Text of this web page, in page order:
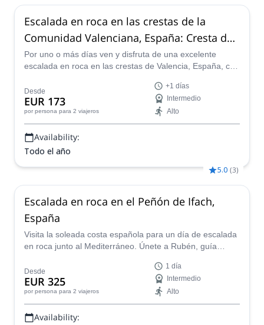
Escalada en roca en las crestas de la
Comunidad Valenciana, España: Cresta de
Bernia, Cresta del Benicadell
Por uno o más días ven y disfruta de una excelente
escalada en roca en las crestas de Valencia, España, con
de Bernia.
Desde
EUR 173
por persona para 2 viajeros
+1 días
Intermedio
Alto
Availability:
Todo el año
5.0 (3)
Escalada en roca en el Peñón de Ifach,
España
Visita la soleada costa española para un día de escalada
en roca junto al Mediterráneo. Únete a Rubén, guía
Peñón de Ifach.
Desde
EUR 325
por persona para 2 viajeros
1 día
Intermedio
Alto
Availability: